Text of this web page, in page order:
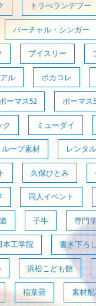
トラべランデブー
バーチャル・シンガー
ブイスリー
ル ボカコレ
ーマス52 ボーマス
ク ミューダイ
ループ素材 レンタル
久保ひとみ
同人イベント
子牛 専門
本工学院 書き下ろ
浜松こども館
稲葉曇 素材